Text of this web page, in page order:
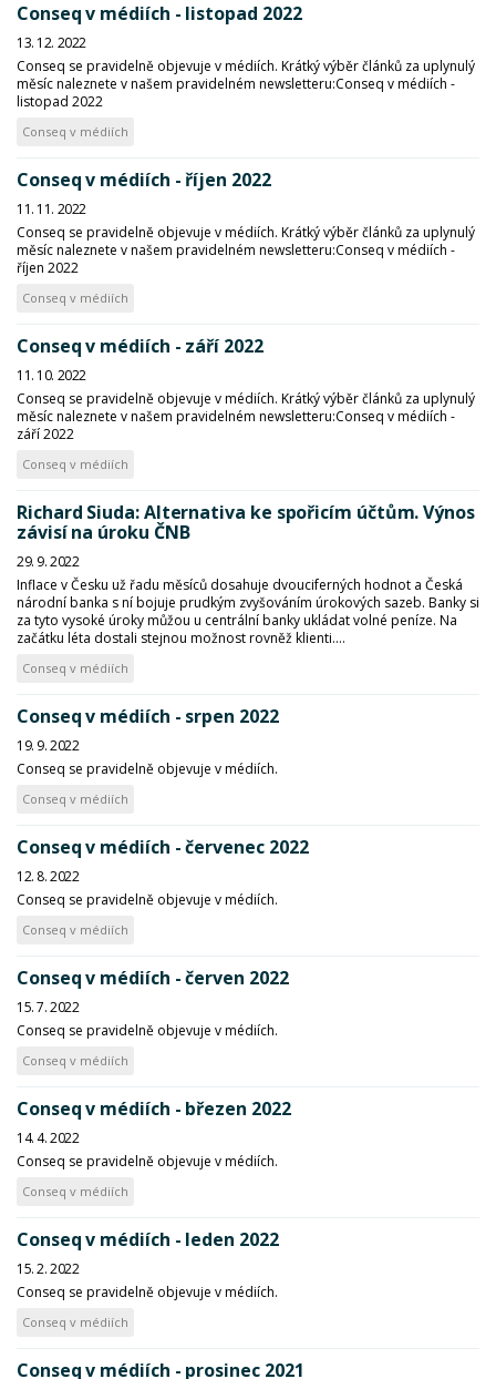
Conseq v médiích - listopad 2022
13. 12. 2022
Conseq se pravidelně objevuje v médiích. Krátký výběr článků za uplynulý
měsíc naleznete v našem pravidelném newsletteru:Conseq v médiích -
listopad 2022
Conseq v médiích
Conseq v médiích - říjen 2022
11. 11. 2022
Conseq se pravidelně objevuje v médiích. Krátký výběr článků za uplynulý
měsíc naleznete v našem pravidelném newsletteru:Conseq v médiích -
říjen 2022
Conseq v médiích
Conseq v médiích - září 2022
11. 10. 2022
Conseq se pravidelně objevuje v médiích. Krátký výběr článků za uplynulý
měsíc naleznete v našem pravidelném newsletteru:Conseq v médiích -
září 2022
Conseq v médiích
Richard Siuda: Alternativa ke spořicím účtům. Výnos
závisí na úroku ČNB
29. 9. 2022
Inflace v Česku už řadu měsíců dosahuje dvouciferných hodnot a Česká
národní banka s ní bojuje prudkým zvyšováním úrokových sazeb. Banky si
za tyto vysoké úroky můžou u centrální banky ukládat volné peníze. Na
začátku léta dostali stejnou možnost rovněž klienti....
Conseq v médiích
Conseq v médiích - srpen 2022
19. 9. 2022
Conseq se pravidelně objevuje v médiích.
Conseq v médiích
Conseq v médiích - červenec 2022
12. 8. 2022
Conseq se pravidelně objevuje v médiích.
Conseq v médiích
Conseq v médiích - červen 2022
15. 7. 2022
Conseq se pravidelně objevuje v médiích.
Conseq v médiích
Conseq v médiích - březen 2022
14. 4. 2022
Conseq se pravidelně objevuje v médiích.
Conseq v médiích
Conseq v médiích - leden 2022
15. 2. 2022
Conseq se pravidelně objevuje v médiích.
Conseq v médiích
Conseq v médiích - prosinec 2021